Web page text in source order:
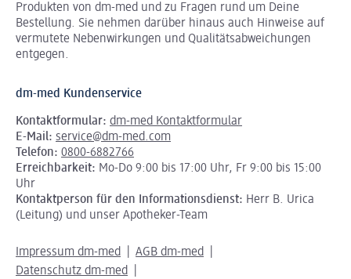
Produkten von dm-med und zu Fragen rund um Deine
Bestellung. Sie nehmen darüber hinaus auch Hinweise auf
vermutete Nebenwirkungen und Qualitätsabweichungen
entgegen.
dm-med Kundenservice
Kontaktformular: dm-med Kontaktformular
E-Mail: service@dm-med.com
Telefon: 0800-6882766
Erreichbarkeit: Mo-Do 9:00 bis 17:00 Uhr, Fr 9:00 bis 15:00
Uhr
Kontaktperson für den Informationsdienst: Herr B. Urica
(Leitung) und unser Apotheker-Team
Impressum dm-med
AGB dm-med
Datenschutz dm-med